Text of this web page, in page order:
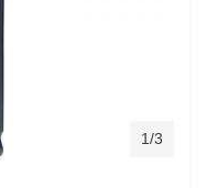
1/3